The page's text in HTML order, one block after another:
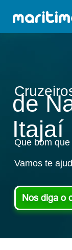
de
Itajaí
Que bom que
Vamos te
Nos diga o